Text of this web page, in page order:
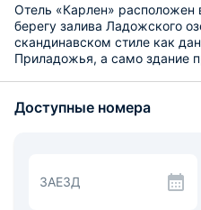
Отель «Карлен» расположен
берегу залива Ладожского
скандинавском стиле как
Приладожья, а само здание
и апартаментами. Любой из
техника. Необходимое белье,
прилагаются. В ванной
Доступные номера
ЗАЕЗД